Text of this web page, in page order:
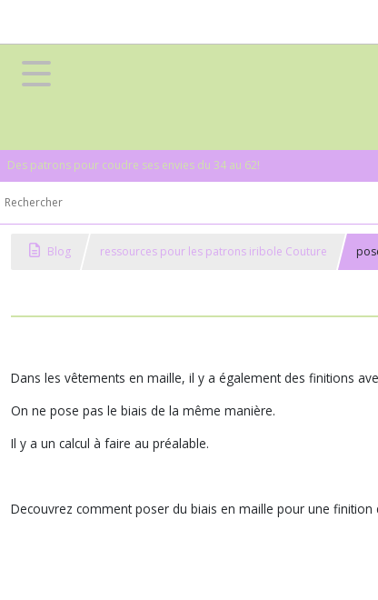
Des patrons pour coudre ses envies du 34 au 62!
Blog ressources pour les patrons iribole Couture
Dans les vêtements en maille, il y a également des finitions
On ne pose pas le biais de la même manière.
Il y a un calcul à faire au préalable.
Decouvrez comment poser du biais en maille pour une